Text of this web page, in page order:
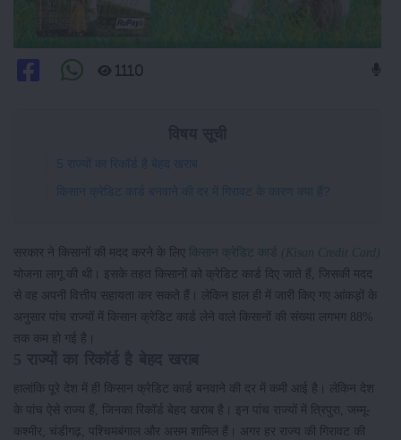
1110
5 राज्यों का रिकॉर्ड है बेहद खराब
किसान क्रेडिट कार्ड बनवाने की दर में गिरावट के कारण क्या हैं?
सरकार ने किसानों की मदद करने के लिए किसान क्रेडिट कार्ड (Kisan Credit Card)
योजना लागू की थी। इसके तहत किसानों को क्रेडिट कार्ड दिए जाते हैं, जिसकी मदद
से वह अपनी वित्तीय सहायता कर सकते हैं। लेकिन हाल ही में जारी किए गए आंकड़ों के
अनुसार पांच राज्यों में किसान क्रेडिट कार्ड लेने वाले किसानों की संख्या लगभग 88%
तक कम हो गई है।
हालांकि पूरे देश में ही किसान क्रेडिट कार्ड बनवाने की दर में कमी आई है। लेकिन देश
के पांच ऐसे राज्य हैं, जिनका रिकॉर्ड बेहद खराब है। इन पांच राज्यों में त्रिपुरा, जम्मू-
कश्मीर, चंडीगढ़, पश्चिमबंगाल और असम शामिल हैं। अगर हर राज्य की गिरावट की